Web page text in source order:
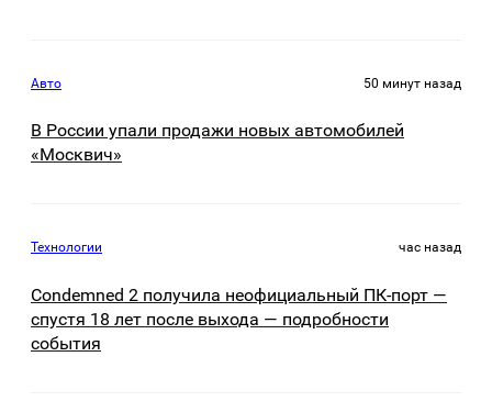
Авто 50 минут назад
В России упали продажи новых автомобилей
«Москвич»
Технологии час назад
Condemned 2 получила неофициальный ПК-порт —
спустя 18 лет после выхода — подробности
события